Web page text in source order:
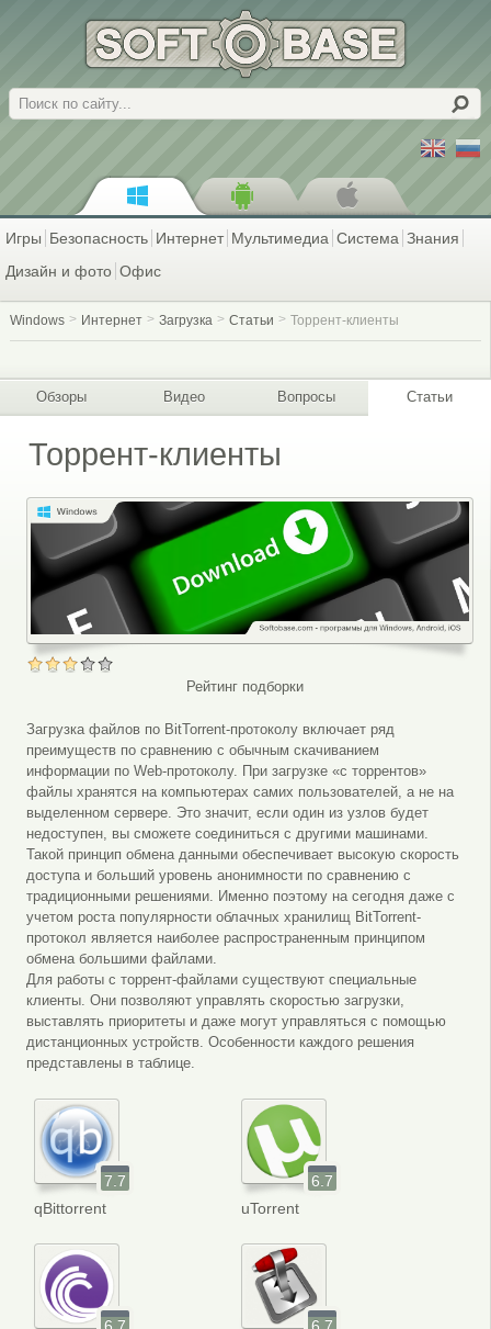
Поиск
Игры Безопасность Интернет Мультимедиа Система Знания
Дизайн и фото Офис
Windows Интернет Загрузка Статьи Торрент-клиенты
Обзоры Видео Вопросы Статьи
Торрент-клиенты
Рейтинг подборки
Загрузка файлов по BitTorrent-протоколу включает ряд
преимуществ по сравнению с обычным скачиванием
информации по Web-протоколу. При загрузке «с торрентов»
файлы хранятся на компьютерах самих пользователей, а не на
выделенном сервере. Это значит, если один из узлов будет
недоступен, вы сможете соединиться с другими машинами.
Такой принцип обмена данными обеспечивает высокую скорость
доступа и больший уровень анонимности по сравнению с
традиционными решениями. Именно поэтому на сегодня даже с
учетом роста популярности облачных хранилищ BitTorrent-
протокол является наиболее распространенным принципом
обмена большими файлами.
Для работы с торрент-файлами существуют специальные
клиенты. Они позволяют управлять скоростью загрузки,
выставлять приоритеты и даже могут управляться с помощью
дистанционных устройств. Особенности каждого решения
представлены в таблице.
7.7
qBittorrent
6.7
uTorrent